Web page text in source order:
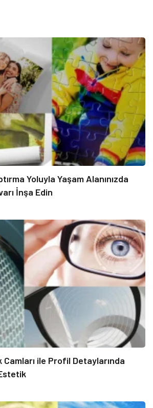
Yoluyla Yaşam Alanınızda
İnşa Edin
ile Profil Detaylarında